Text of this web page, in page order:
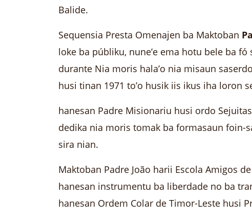
Balide.
Sequensia Presta Omenajen ba Maktoban
loke ba públiku, nune’e ema hotu bele ba
durante Nia moris hala’o nia misaun
husi tinan 1971 to’o husik iis ikus iha loron
hanesan Padre Misionariu husi ordo
dedika nia moris tomak ba formasaun foin-
sira nian.
Maktoban Padre João harii Escola Amigos
hanesan instrumentu ba liberdade no ba
hanesan Ordem Colar de Timor-Leste husi